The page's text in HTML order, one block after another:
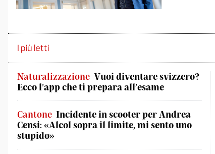
I più letti
Naturalizzazione Vuoi diventare svizzero?
Ecco l’app che ti prepara all’esame
Cantone Incidente in scooter per Andrea
Censi: «Alcol sopra il limite, mi sento uno
stupido»